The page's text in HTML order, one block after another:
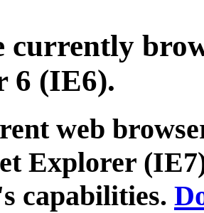
currently
6 (IE6).
web
Explorer
capabilities.